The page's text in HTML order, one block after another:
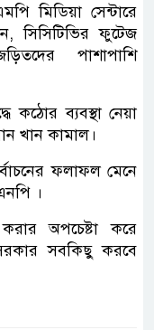
মিডিয়া সেন্টারে
সিসিটিভির ফুটেজ
পাশাপাশি
কঠোর ব্যবস্থা নেয়া
খান কামাল।
ফলাফল মেনে
।
অপচেষ্টা করে
সবকিছু করবে